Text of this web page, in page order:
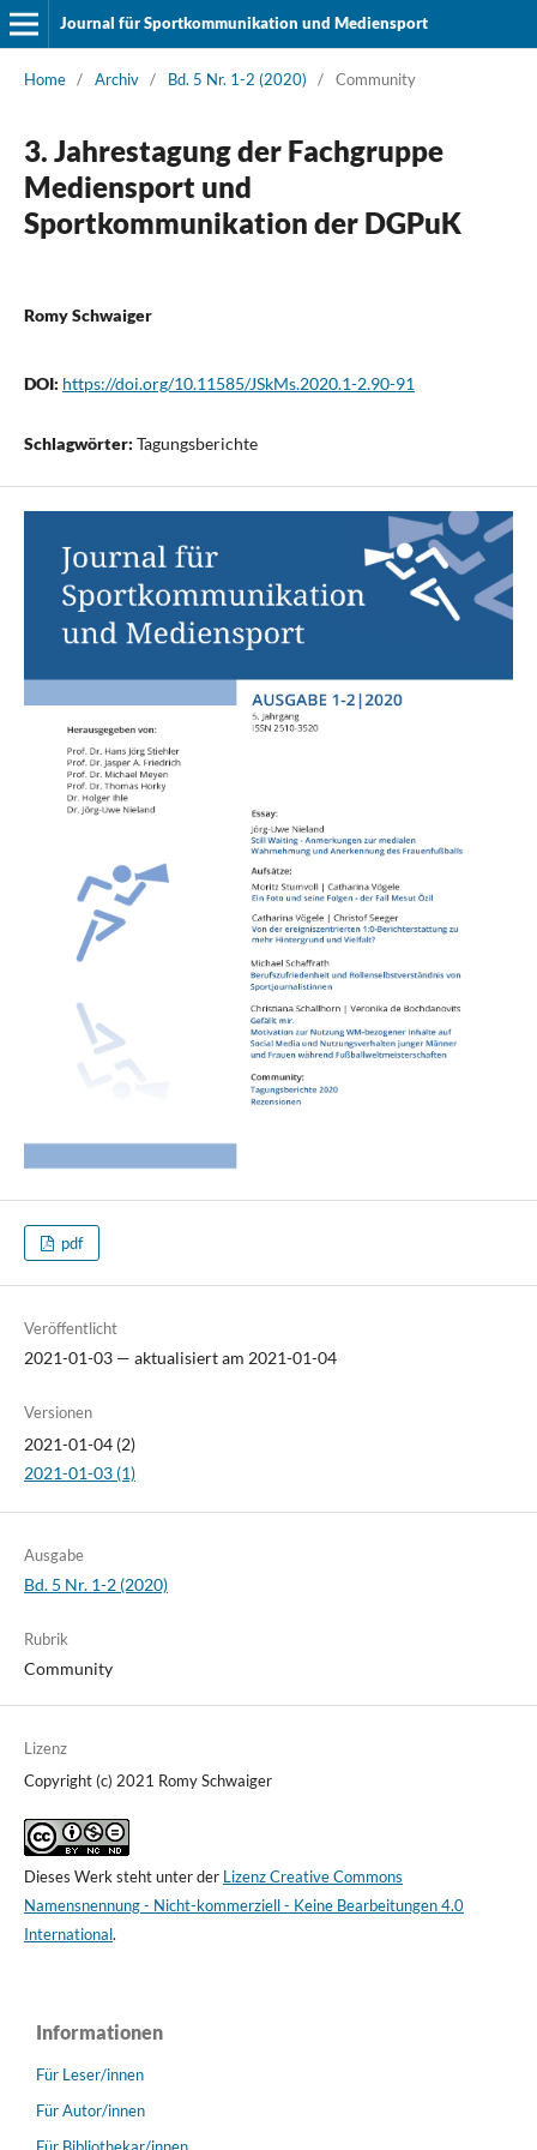
Journal für Sportkommunikation und Mediensport
Home / Archiv / Bd. 5 Nr. 1-2 (2020) / Community
3. Jahrestagung der Fachgruppe
Mediensport und
Sportkommunikation der DGPuK
Romy Schwaiger
DOI: https://doi.org/10.11585/JSkMs.2020.1-2.90-91
Schlagwörter: Tagungsberichte
pdf
Veröffentlicht
2021-01-03 — aktualisiert am 2021-01-04
Versionen
2021-01-04 (2)
2021-01-03 (1)
Ausgabe
Bd. 5 Nr. 1-2 (2020)
Rubrik
Community
Lizenz
Copyright (c) 2021 Romy Schwaiger
Dieses Werk steht unter der Lizenz Creative Commons
Namensnennung - Nicht-kommerziell - Keine Bearbeitungen 4.0
International.
Informationen
Für Leser/innen
Für Autor/innen